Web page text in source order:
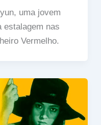
uma jovem
estalagem nas
Vermelho.